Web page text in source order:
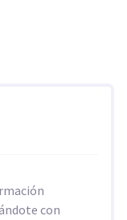
con